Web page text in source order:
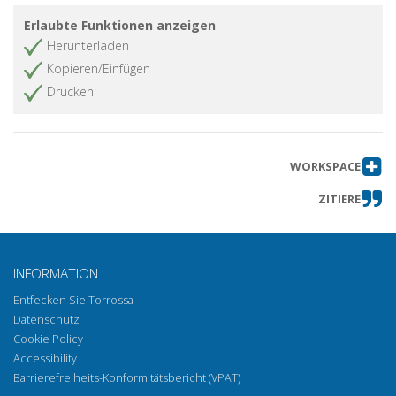
Erlaubte Funktionen anzeigen
Herunterladen
Kopieren/Einfügen
Drucken
WORKSPACE
ZITIERE
INFORMATION
Entfecken Sie Torrossa
Datenschutz
Cookie Policy
Accessibility
Barrierefreiheits-Konformitätsbericht (VPAT)